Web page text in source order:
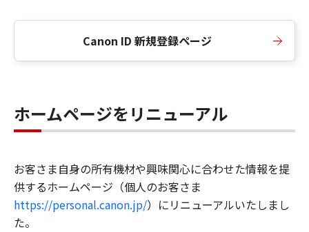
Canon ID 新規登録ページ
ホームページをリニューアル
お客さま自身の所有機材や興味関心に合わせた情報を提
供するホームページ（個人のお客さま
https://personal.canon.jp/）にリニューアルいたしまし
た。